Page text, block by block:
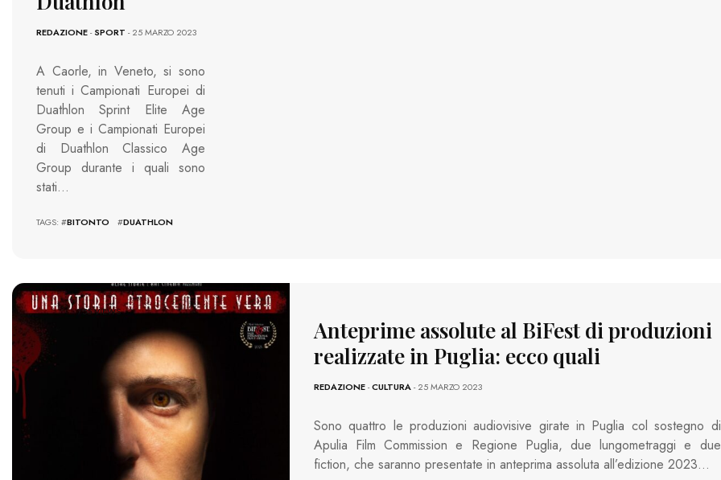
REDAZIONE-SPORT - 25 MARZO 2023
A Caorle, in Veneto, si sono
tenuti i Campionati Europei di
Duathlon Sprint Elite Age
Group e i Campionati Europei
di Duathlon Classico Age
Group durante i quali sono
stati…
TAGS: #BITONTO #DUATHLON
755 VIEWS
Anteprime assolute al BiFest di produzioni
realizzate in Puglia: ecco quali
REDAZIONE-CULTURA- 25 MARZO 2023
Sono quattro le produzioni audiovisive girate in Puglia col sostegno di
Apulia Film Commission e Regione Puglia, due lungometraggi e due
fiction, che saranno presentate in anteprima assoluta all’edizione 2023…